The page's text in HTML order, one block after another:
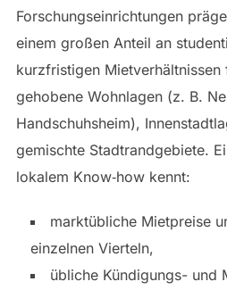
Forschungseinrichtungen
einem großen Anteil an
kurzfristigen
gehobene Wohnlagen (z. B.
Handschuhsheim),
gemischte Stadtrandgebiete.
lokalem Know‑how kennt:
marktübliche Mietpreise
einzelnen Vierteln,
übliche Kündigungs- und